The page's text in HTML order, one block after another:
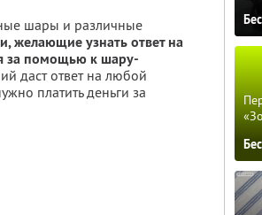
шары и различные
желающие узнать ответ на
за помощью к шару-
даст ответ на любой
платить деньги за